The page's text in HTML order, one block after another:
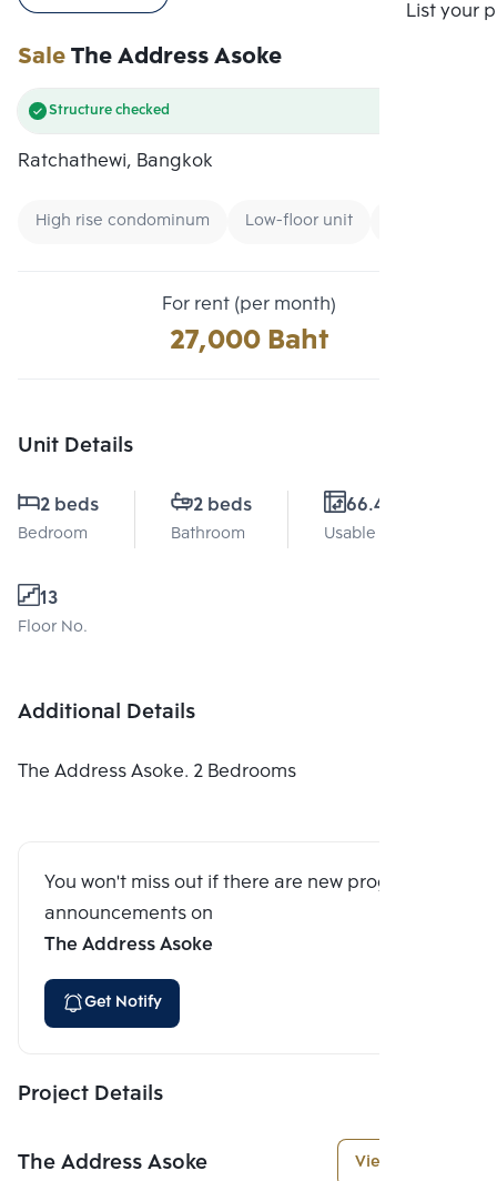
List your
SaleThe Address Asoke
Structure checked
Ratchathewi, Bangkok
High rise condominum Low-floor unit
For rent (per month)
27,000 Baht
Unit Details
2 beds
Bedroom
2 beds
Bathroom
66.44 Sq.m.
Usable area
13
Floor No.
Additional Details
The Address Asoke. 2 Bedrooms
You won't miss out if there are new program
announcements on
The Address Asoke
Get Notify
Project Details
The Address Asoke View More